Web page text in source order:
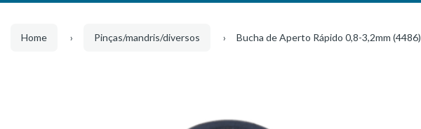
Home Pinças/mandris/diversos Bucha de Aperto Rápido 0,8-3,2mm (4486)